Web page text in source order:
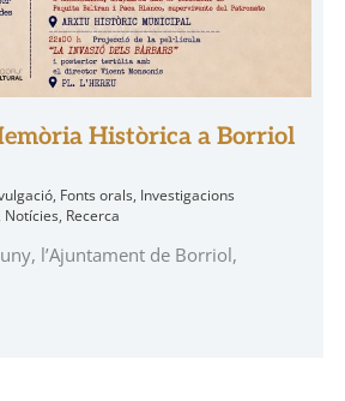
Històrica a Borriol
, Fonts orals, Investigacions
Notícies, Recerca
l’Ajuntament de Borriol,